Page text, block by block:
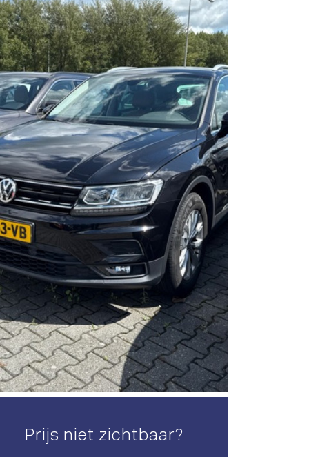
Prijs niet zichtbaar?